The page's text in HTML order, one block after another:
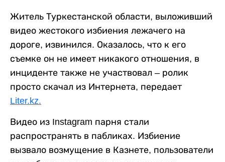
Житель Туркестанской области, выложивший
видео жестокого избиения лежачего на
дороге, извинился. Оказалось, что к его
съемке он не имеет никакого отношения, в
инциденте также не участвовал – ролик
просто скачал из Интернета, передает
Liter.kz.
Видео из Instagram парня стали
распространять в пабликах. Избиение
вызвало возмущение в Казнете, пользователи